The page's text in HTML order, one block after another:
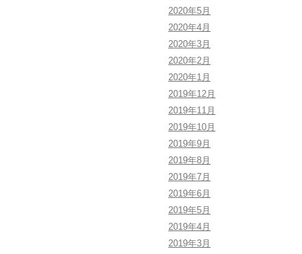
2020年5月
2020年4月
2020年3月
2020年2月
2020年1月
2019年12月
2019年11月
2019年10月
2019年9月
2019年8月
2019年7月
2019年6月
2019年5月
2019年4月
2019年3月